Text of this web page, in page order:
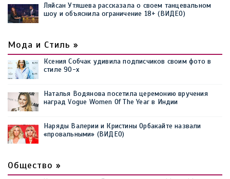
Ляйсан Утяшева рассказала о своем танцевальном
шоу и объяснила ограничение 18+ (ВИДЕО)
Мода и Стиль »
Ксения Собчак удивила подписчиков своим фото в
стиле 90-х
Наталья Водянова посетила церемонию вручения
наград Vogue Women Of The Year в Индии
Наряды Валерии и Кристины Орбакайте назвали
«провальными» (ВИДЕО)
Общество »